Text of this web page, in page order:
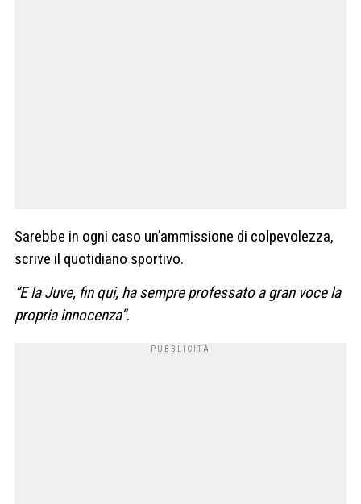
Sarebbe in ogni caso un’ammissione di colpevolezza,
scrive il quotidiano sportivo.
“E la Juve, fin qui, ha sempre professato a gran voce la
propria innocenza”.